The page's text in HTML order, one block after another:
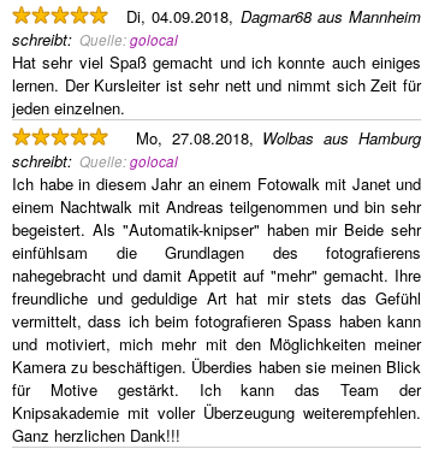
Di, 04.09.2018, Dagmar68 aus Mannheim
schreibt: Quelle:golocal
Hat sehr viel Spaß gemacht und ich konnte auch einiges
lernen. Der Kursleiter ist sehr nett und nimmt sich Zeit für
jeden einzelnen.
Mo, 27.08.2018, Wolbas aus Hamburg
schreibt: Quelle:golocal
Ich habe in diesem Jahr an einem Fotowalk mit Janet und
einem Nachtwalk mit Andreas teilgenommen und bin sehr
begeistert. Als "Automatik-knipser" haben mir Beide sehr
einfühlsam die Grundlagen des fotografierens
nahegebracht und damit Appetit auf "mehr" gemacht. Ihre
freundliche und geduldige Art hat mir stets das Gefühl
vermittelt, dass ich beim fotografieren Spass haben kann
und motiviert, mich mehr mit den Möglichkeiten meiner
Kamera zu beschäftigen. Überdies haben sie meinen Blick
für Motive gestärkt. Ich kann das Team der
Knipsakademie mit voller Überzeugung weiterempfehlen.
Ganz herzlichen Dank!!!